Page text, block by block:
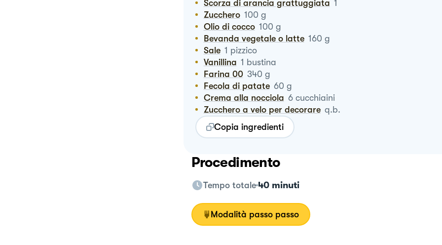
Scorza di arancia grattuggiata 1
Zucchero 100 g
Olio di cocco 100 g
Bevanda vegetale o latte 160 g
Sale 1 pizzico
Vanillina 1 bustina
Farina 00 340 g
Fecola di patate 60 g
Crema alla nocciola 6 cucchiaini
Zucchero a velo per decorare q.b.
Copia ingredienti
Procedimento
Tempo totale 40 minuti
Modalità passo passo